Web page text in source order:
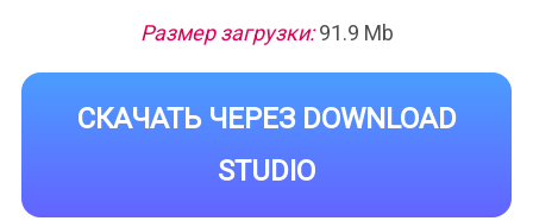
Размер загрузки:91.9 Mb
СКАЧАТЬ ЧЕРЕЗ DOWNLOAD
STUDIO